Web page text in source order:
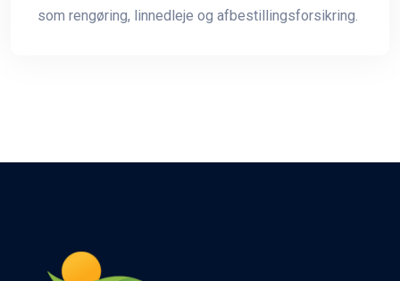
som rengøring, linnedleje og afbestillingsforsikring.